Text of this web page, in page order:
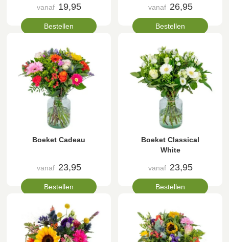
vanaf 19,95
Bestellen
vanaf 26,95
Bestellen
Boeket Cadeau
vanaf 23,95
Bestellen
Boeket Classical
White
vanaf 23,95
Bestellen